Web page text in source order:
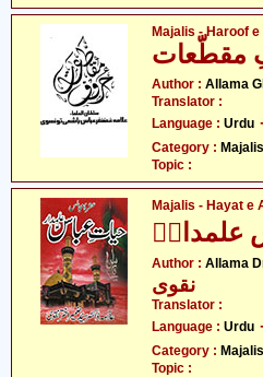
Majalis - Haroof
مقطّعات
Author : Allama
Translator :
Language : Urdu
Category : Majalis
Topic :
Majalis - Hayat e
علمدارؑ
Author : Allama
نقوی
Translator :
Language : Urdu
Category : Majalis
Topic :